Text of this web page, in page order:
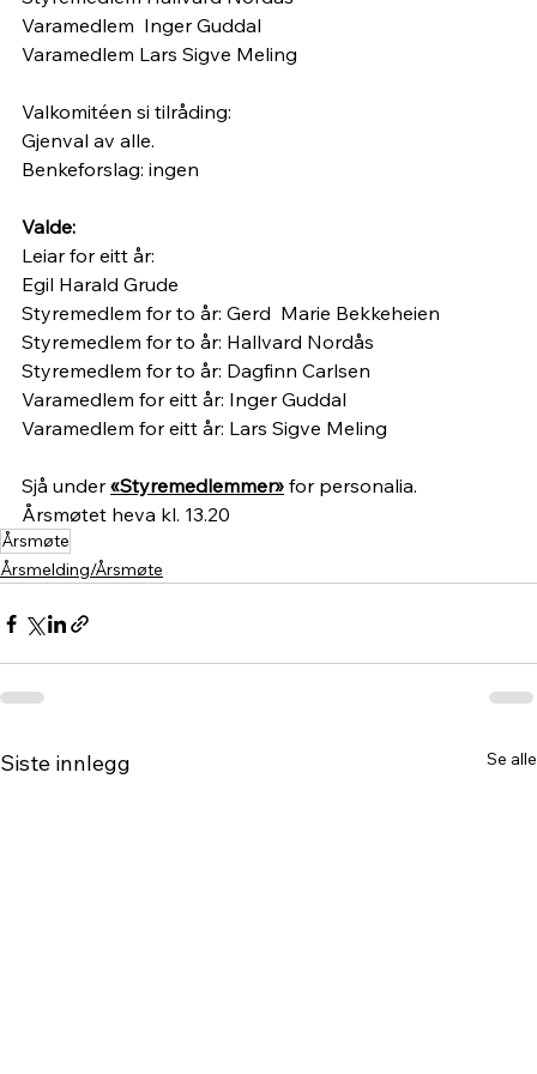
Varamedlem  Inger Guddal
Varamedlem Lars Sigve Meling
Valkomitéen si tilråding:
Gjenval av alle.
Benkeforslag: ingen
Valde:
Leiar for eitt år:
Egil Harald Grude
Styremedlem for to år: Gerd  Marie Bekkeheien
Styremedlem for to år: Hallvard Nordås
Styremedlem for to år: Dagfinn Carlsen
Varamedlem for eitt år: Inger Guddal
Varamedlem for eitt år: Lars Sigve Meling
Sjå under «Styremedlemmer» for personalia.
Årsmøtet heva kl. 13.20
Årsmøte
Årsmelding/Årsmøte
Siste innlegg Se alle